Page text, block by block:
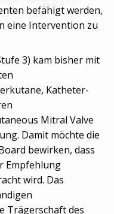
befähigt werden,
eine Intervention zu
3) kam bisher mit
Katheter-
Mitral Valve
Damit möchte die
bewirken, dass
Empfehlung
wird. Das
Trägerschaft des